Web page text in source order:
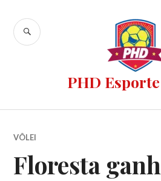
PHD
VÔLEI
Floresta